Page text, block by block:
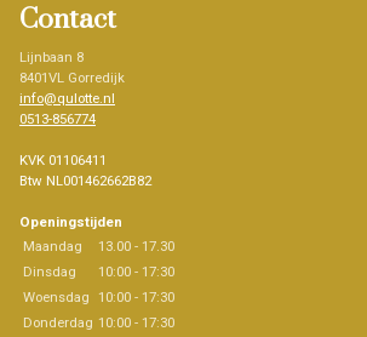
Contact
Lijnbaan 8
8401VL Gorredijk
info@qulotte.nl
0513-856774
KVK 01106411
Btw NL001462662B82
Openingstijden
Maandag
13.00 - 17.30
Dinsdag
10:00 - 17:30
Woensdag 10:00 - 17:30
Donderdag 10:00 - 17:30